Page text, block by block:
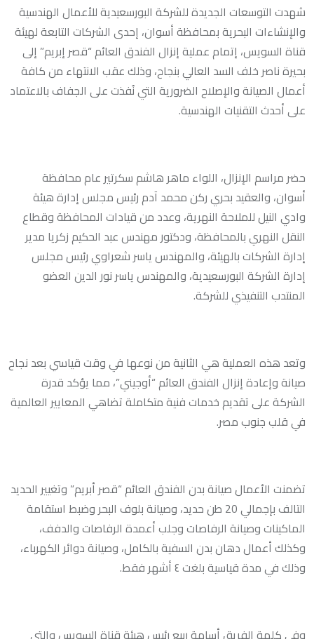
شهدت التوسعات الجديدة للشركة البورسعيدية للأعمال الهندسية
والإنشاءات البحرية بمحافظة أسوان، إحدى الشركات التابعة لهيئة
قناة السويس، إتمام عملية إنزال الفندق العائم “قصر إبريم” إلى
بحيرة ناصر خلف السد العالي بنجاح، وذلك عقب الانتهاء من كافة
أعمال الصيانة والإصلاح الضرورية التي نُفذت على الجفاف بالاعتماد
على أحدث التقنيات الهندسية.
حضر مراسم الإنزال، اللواء ماهر هاشم سكرتير عام محافظة
أسوان، والعقيد بحري ركن محمد آدم رئيس مجلس إدارة هيئة
وادي النيل للملاحة النهرية، وعدد من قيادات المحافظة وقطاع
النقل النهري بالمحافظة، ودكتور مهندس عبد الحكيم زكريا مدير
إدارة الشركات بالهيئة، والمهندس ياسر شعراوي رئيس مجلس
إدارة الشركة البورسعيدية، والمهندس ياسر نور الدين العضو
المنتدب التنفيذي للشركة.
وتعد هذه العملية هي الثانية من نوعها في وقت قياسي بعد نجاح
صيانة وإعادة إنزال الفندق العائم “أوجيني”، مما يؤكد قدرة
الشركة على تقديم خدمات فنية متكاملة تضاهي المعايير العالمية
في قلب جنوب مصر.
تضمنت الأعمال صيانة بدن الفندق العائم “قصر أبريم” وتغيير الحديد
التالف بإجمالي 20 طن حديد، وصيانة بلوف البحر وضبط استقامة
الماكينات وصيانة الرفاصات وجلب أعمدة الرفاصات والدفف،
وكذلك أعمال دهان بدن السفية بالكامل، وصيانة دوائر الكهرباء،
وذلك في مدة قياسية بلغت ٤ أشهر فقط.
وفي كلمة الفريق أسامة ربيع رئيس هيئة قناة السويس والتي